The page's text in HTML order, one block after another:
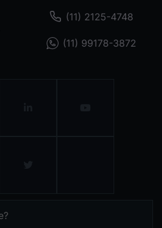
(11) 2125-4748
(11) 99178-3872